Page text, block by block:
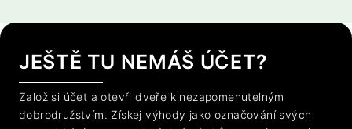
JEŠTĚ TU NEMÁŠ ÚČET?
Založ si účet a otevři dveře k nezapomenutelným
dobrodružstvím. Získej výhody jako označování svých